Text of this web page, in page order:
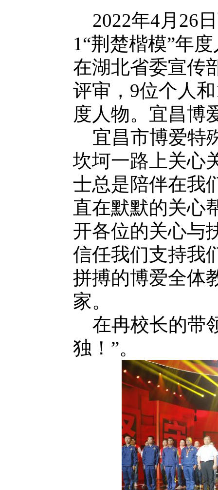
2022年4月26
1“荆楚楷模”年
在湖北省委宣传
评审，9位个人
度人物。宜昌博
宜昌市博爱特
坎坷一路上关心
士总是陪伴在我
直在默默的关心
开各位的关心与
信任我们支持我
拼搏的博爱全体
家。
在冉校长的带
独！”。